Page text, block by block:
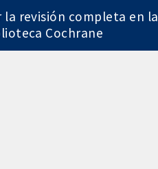
la revisión completa en la
Cochrane